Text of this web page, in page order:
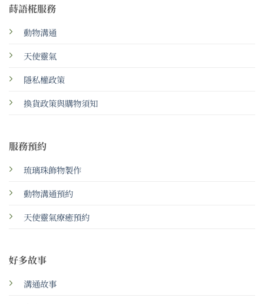
蒔語椛服務
動物溝通
天使靈氣
隱私權政策
換貨政策與購物須知
服務預約
琉璃珠飾物製作
動物溝通預約
天使靈氣療癒預約
好多故事
溝通故事